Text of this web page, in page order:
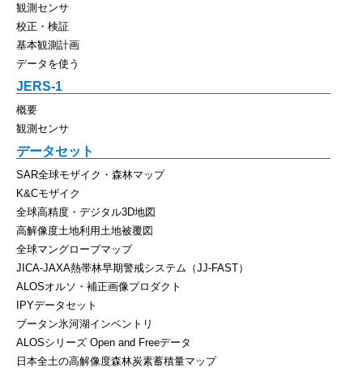
観測センサ
校正・検証
基本観測計画
データを使う
JERS-1
概要
観測センサ
データセット
SAR全球モザイク・森林マップ
K&Cモザイク
全球高精度・デジタル3D地図
高解像度土地利用土地被覆図
全球マングローブマップ
JICA-JAXA熱帯林早期警戒システム（JJ-FAST）
ALOSオルソ・補正画像プロダクト
IPYデータセット
ブータン氷河湖インベントリ
ALOSシリーズ Open and Freeデータ
日本全土の高解像度森林炭素蓄積量マップ